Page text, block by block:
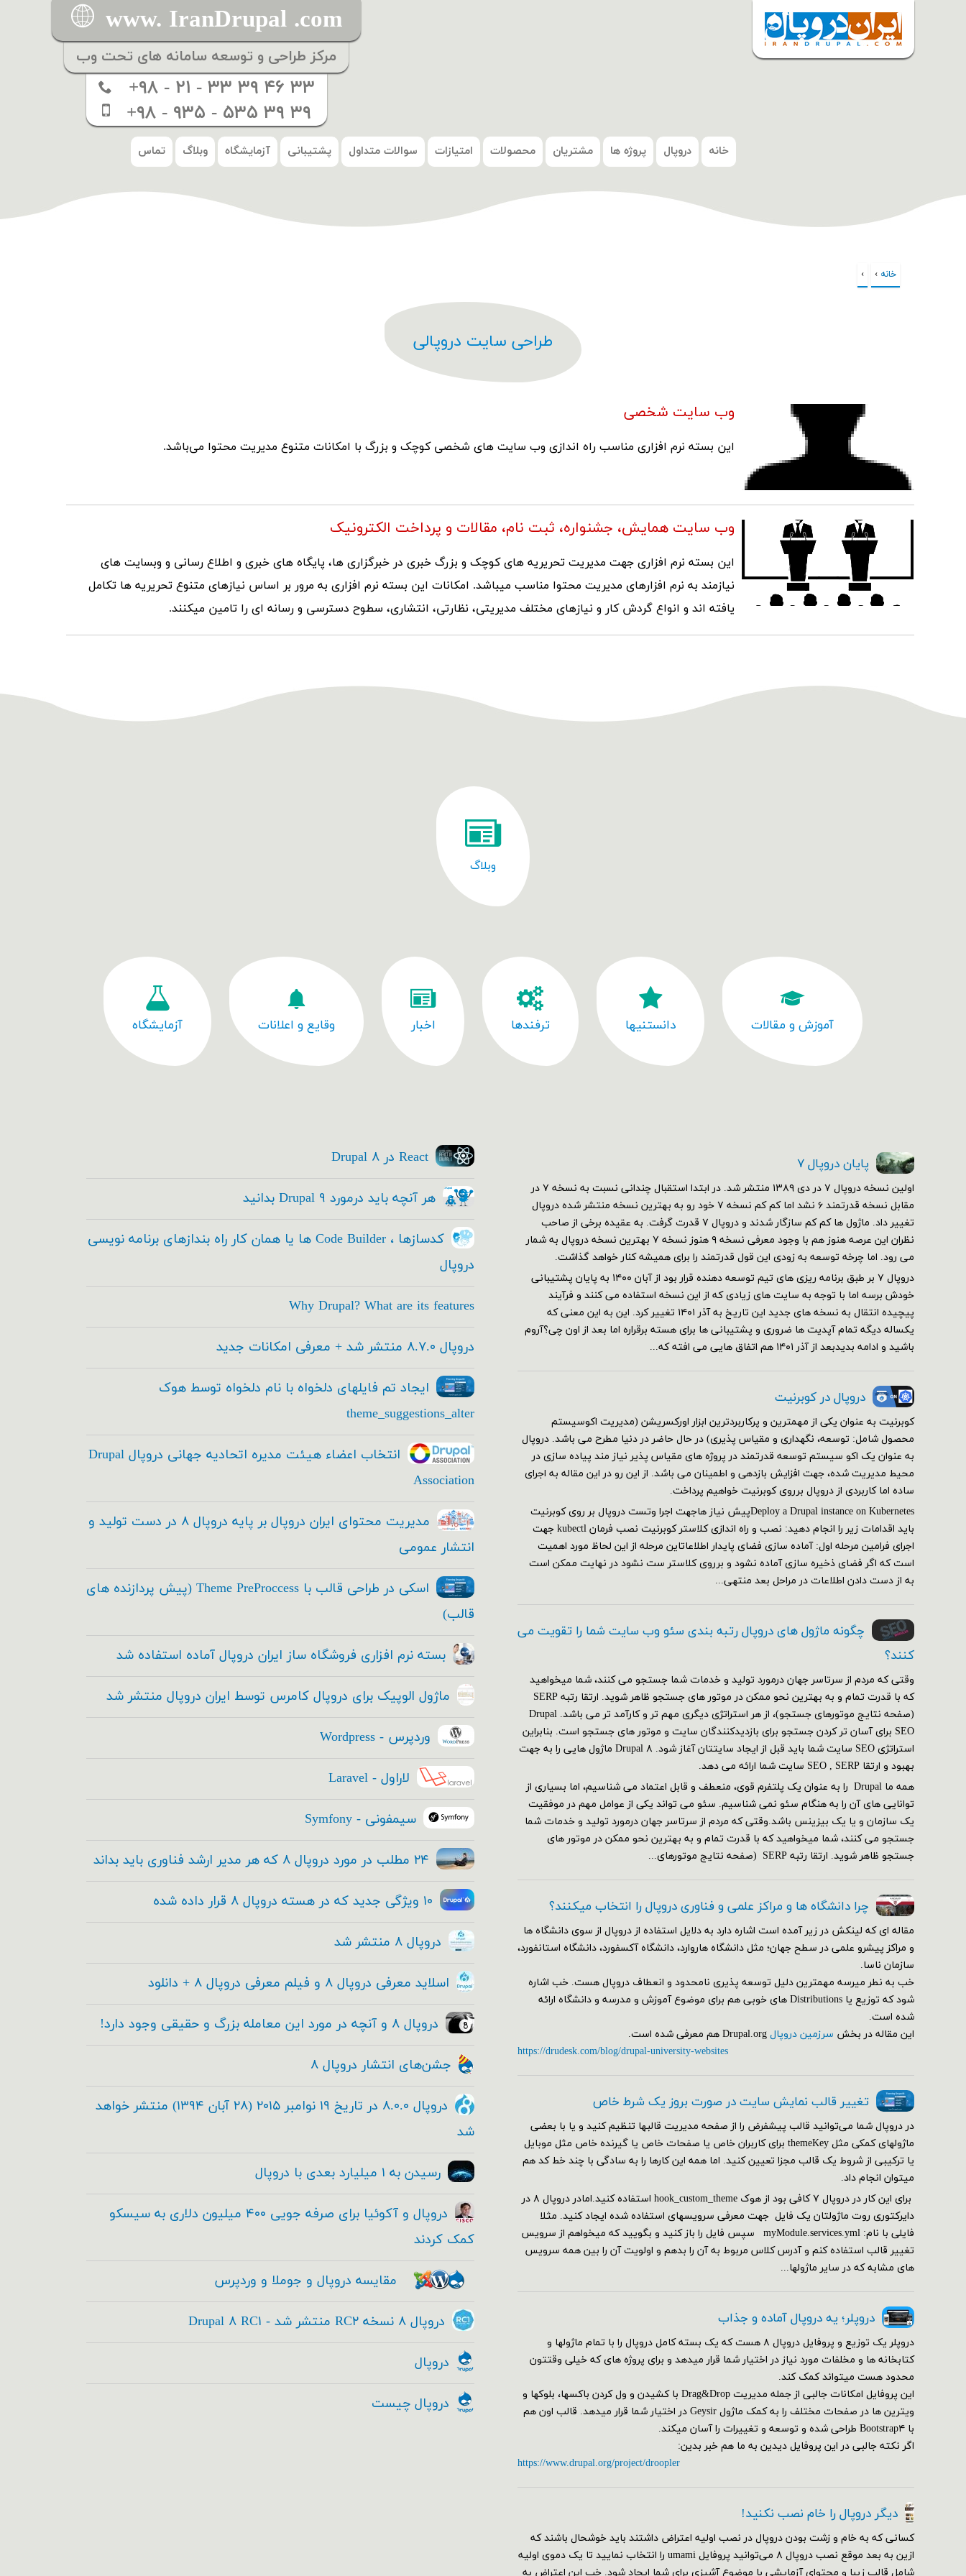
www. IranDrupal .com
مرکز طراحی و توسعه سامانه های تحت وب
+۹۸ - ۲۱ - ۳۳ ۳۹ ۴۶ ۳۳
+۹۸ - ۹۳۵ - ۵۳۵ ۳۹ ۳۹
خانه دروپال پروژه ها مشتریان محصولات امتیازات سوالات متداول پشتیبانی آزمایشگاه وبلاگ تماس
شما اینجا هستید
خانه ›
›
طراحی سایت دروپالی
وب سایت شخصی
این بسته نرم افزاری مناسب راه اندازی وب سایت های شخصی کوچک و بزرگ با امکانات متنوع مدیریت محتوا می‌باشد.
وب سایت همایش، جشنواره، ثبت نام، مقالات و پرداخت الکترونیک
این بسته نرم افزاری جهت مدیریت تحریریه های کوچک و بزرگ خبری در خبرگزاری ها، پایگاه های خبری و اطلاع رسانی و وبسایت های
نیازمند به نرم افزارهای مدیریت محتوا مناسب میباشد. امکانات این بسته نرم افزاری به مرور بر اساس نیازهای متنوع تحریریه ها تکامل
یافته اند و انواع گردش کار و نیازهای مختلف مدیریتی، نظارتی، انتشاری، سطوح دسترسی و رسانه ای را تامین میکنند.
وبلاگ
آموزش و مقالات دانستنیها ترفندها اخبار وقایع و اعلانات آزمایشگاه
پایان دروپال ۷
اولین نسخه دروپال ۷ در دی ۱۳۸۹ منتشر شد. در ابتدا استقبال چندانی نسبت به نسخه ۷ در
مقابل نسخه قدرتمند ۶ نشد اما کم کم نسخه ۷ خود رو به بهترین نسخه منتشر شده دروپال
تغییر داد. ماژول ها کم کم سازگار شدند و دروپال ۷ قدرت گرفت. به عقیده برخی از صاحب
نظران این عرصه هنوز هم با وجود معرفی نسخه ۹ هنوز نسخه ۷ بهترین نسخه دروپال به شمار
می رود. اما چرخه توسعه به زودی این قول قدرتمند را برای همیشه کنار خواهد گذاشت.
دروپال ۷ بر طبق برنامه ریزی های تیم توسعه دهنده قرار بود از آبان ۱۴۰۰ به پایان پشتیبانی
خودش برسه اما با توجه به سایت های زیادی که از این نسخه استفاده می کنند و فرآیند
پیچیده انتقال به نسخه های جدید این تاریخ به آذر ۱۴۰۱ تغییر کرد. این به این معنی که
یکساله دیگه تمام آپدیت ها ضروری و پشتیبانی ها برای هسته برقراره اما بعد از اون چی؟آروم
باشید و ادامه بدیدبعد از آذر ۱۴۰۱ هم اتفاق هایی می افته که...
دروپال در کوبرنیت
کوبرنیت به عنوان یکی از مهمترین و پرکاربردترین ابزار اورکسریشن (مدیریت اکوسیستم
محصول شامل: توسعه، نگهداری و مقیاس پذیری) در حال حاضر در دنیا مطرح می باشد. دروپال
به عنوان یک اکو سیستم توسعه قدرتمند در پروژه های مقیاس پذیر نیاز مند پیاده سازی در
محیط مدیریت شده، جهت افزایش بازدهی و اطمینان می باشد. از این رو در این مقاله به اجرای
ساده اما کاربردی از دروپال برروی کوبرنیت خواهیم پرداخت.
Deploy a Drupal instance on Kubernetesپیش نیاز هاجهت اجرا وتست دروپال بر روی کوبرنیت
باید اقدامات زیر را انجام دهید: نصب و راه اندازی کلاستر کوبرنیت نصب فرمان kubectl جهت
اجرای فرامین مرحله اول: آماده سازی فضای پایدار اطلاعاتاین مرحله از این لحاظ مورد اهمیت
است که اگر فضای ذخیره سازی آماده نشود و برروی کلاستر ست نشود در نهایت ممکن است
به از دست دادن اطلاعات در مراحل بعد منتهی...
چگونه ماژول های دروپال رتبه بندی سئو وب سایت شما را تقویت می
کنند؟
وقتی که مردم از سرتاسر جهان درمورد تولید و خدمات شما جستجو می کنند، شما میخواهید
که با قدرت تمام و به بهترین نحو ممکن در موتور های جستجو ظاهر شوید. ارتقا رتبه SERP
(صفحه نتایج موتورهای جستجو)، از هر استراتژی دیگری مهم تر و کارآمد تر می باشد. Drupal
SEO برای آسان تر کردن جستجو برای بازدیدکنندگان سایت و موتور های جستجو است. بنابراین
استراتژی SEO سایت شما باید قبل از ایجاد سایتتان آغاز شود. Drupal ۸ ماژول هایی را به جهت
بهبود و ارتقا SEO , SERP سایت شما ارائه می دهد.
همه ما Drupal را به عنوان یک پلتفرم قوی، منعطف و قابل اعتماد می شناسیم، اما بسیاری از
توانایی های آن را به هنگام سئو نمی شناسیم. سئو می تواند یکی از عوامل مهم در موفقیت
یک سازمان و یا یک بیزینس باشد.وقتی که مردم از سرتاسر جهان درمورد تولید و خدمات شما
جستجو می کنند، شما میخواهید که با قدرت تمام و به بهترین نحو ممکن در موتور های
جستجو ظاهر شوید. ارتقا رتبه SERP (صفحه نتایج موتورهای...
چرا دانشگاه ها و مراکز علمی و فناوری دروپال را انتخاب میکنند؟
مقاله ای که لینکش در زیر آمده است اشاره دارد به دلایل استفاده از دروپال از سوی دانشگاه ها
و مراکز پیشرو علمی در سطح جهان؛ مثل دانشگاه هاروارد، دانشگاه آکسفورد، دانشگاه استانفورد،
سازمان ناسا.
خب به نطر میرسه مهمترین دلیل توسعه پذیری نامحدود و انعطاف دروپال هست. خب اشاره
شود که توزیع یا Distributions های خوبی هم برای موضوع آموزش و مدرسه و دانشگاه ارائه
شده است.
این مقاله در بخش سرزمین دروپال
https://drudesk.com/blog/drupal-university-websites
تغییر قالب نمایش سایت در صورت بروز یک شرط خاص
در دروپال شما می‌توانید قالب پیشفرض را از صفحه مدیریت قالبها تنظیم کنید و یا با بعضی
ماژولهای کمکی مثل themeKey برای کاربران خاص یا صفحات خاص یا گیرنده خاص مثل موبایل
یا ترکیبی از شروط یک قالب مجزا تعیین کنید. اما همه این کارها را به سادگی با چند خط کد هم
می‎توان انجام داد.
برای این کار در دروپال ۷ کافی بود از هوک hook_custom_theme استفاده کنید.امادر دروپال ۸ در
دایرکتوری روت ماژولتان یک فایل جهت معرفی سرویسهای استفاده شده ایجاد کنید. مثلا
فایلی با نام: myModule.services.yml سپس فایل را باز کنید و بگویید که میخواهم از سرویس
تغییر قالب استفاده کنم و آدرس کلاس مربوط به آن را بدهم و اولویت آن را بین همه سرویس
های مشابه که در سایر ماژولها...
دروپلر؛ یه دروپال آماده و جذاب
دروپلر یک توزیع و پروفایل دروپال ۸ هست که یک بسته کامل دروپال را با تمام ماژولها و
کتابخانه ها و مخلفات مورد نیاز در اختیار شما قرار میدهد و برای پروژه های که خیلی وقتتون
محدود هست میتواند کمک کند.
این پروفایل امکانات جالبی از جمله مدیریت Drag&Drop با کشیدن و ول کردن باکسها، بلوکها و
ویترین ها در صفحات مختلف را به کمک ماژول Geysir در اختیار شما قرار میدهد. قالب اون هم
با Bootstrap۴ طراحی شده و توسعه و تغییرات را آسان میکند.
اگر نکته جالبی در این پروفایل دیدین به ما هم خبر بدین:
https://www.drupal.org/project/droopler
دیگر دروپال را خام نصب نکنید!
کسانی که به خام و زشت بودن دروپال در نصب اولیه اعتراض داشتند باید خوشحال باشند که
ازین به بعد موقع نصب دروپال ۸ می‌توانید پروفایل umami را انتخاب نمایید تا یک دموی اولیه
شامل قالب زیبا و محتوای آزمایشی با موضوع آشپزی برای شما ایجاد شود. خب این اعتراض به
React در Drupal ۸
هر آنچه باید درمورد Drupal ۹ بدانید
کدسازها ، Code Builder ها یا همان کار راه بندازهای برنامه نویسی
دروپال
Why Drupal? What are its features
دروپال ۸.۷.۰ منتشر شد + معرفی امکانات جدید
ایجاد تم فایلهای دلخواه با نام دلخواه توسط هوک
theme_suggestions_alter
انتخاب اعضاء هیئت مدیره اتحادیه جهانی دروپال Drupal
Association
مدیریت محتوای ایران دروپال بر پایه دروپال ۸ در دست تولید و
انتشار عمومی
اسکی در طراحی قالب با Theme PreProccess (پیش پردازنده های
قالب)
بسته نرم افزاری فروشگاه ساز ایران دروپال آماده استفاده شد
ماژول الوپیک برای دروپال کامرس توسط ایران دروپال منتشر شد
وردپرس - Wordpress
لاراول - Laravel
سیمفونی - Symfony
۲۴ مطلب در مورد دروپال ۸ که هر مدیر ارشد فناوری باید بداند
۱۰ ویژگی جدید که در هسته دروپال ۸ قرار داده شده
دروپال ۸ منتشر شد
اسلاید معرفی دروپال ۸ و فیلم معرفی دروپال ۸ + دانلود
دروپال ۸ و آنچه در مورد این معامله بزرگ و حقیقی وجود دارد!
جشن‌های انتشار دروپال ۸
دروپال ۸.۰.۰ در تاریخ ۱۹ نوامبر ۲۰۱۵ (۲۸ آبان ۱۳۹۴) منتشر خواهد
شد
رسیدن به ۱ میلیارد بعدی با دروپال
دروپال و آکوئیا برای صرفه جویی ۴۰۰ میلیون دلاری به سیسکو
کمک کردند
مقایسه دروپال و جوملا و وردپرس
دروپال ۸ نسخه RC۲ منتشر شد - Drupal ۸ RC۱
دروپال
دروپال چیست